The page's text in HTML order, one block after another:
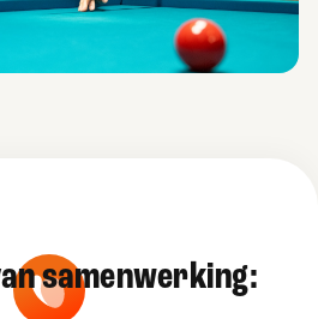
samenwerking: